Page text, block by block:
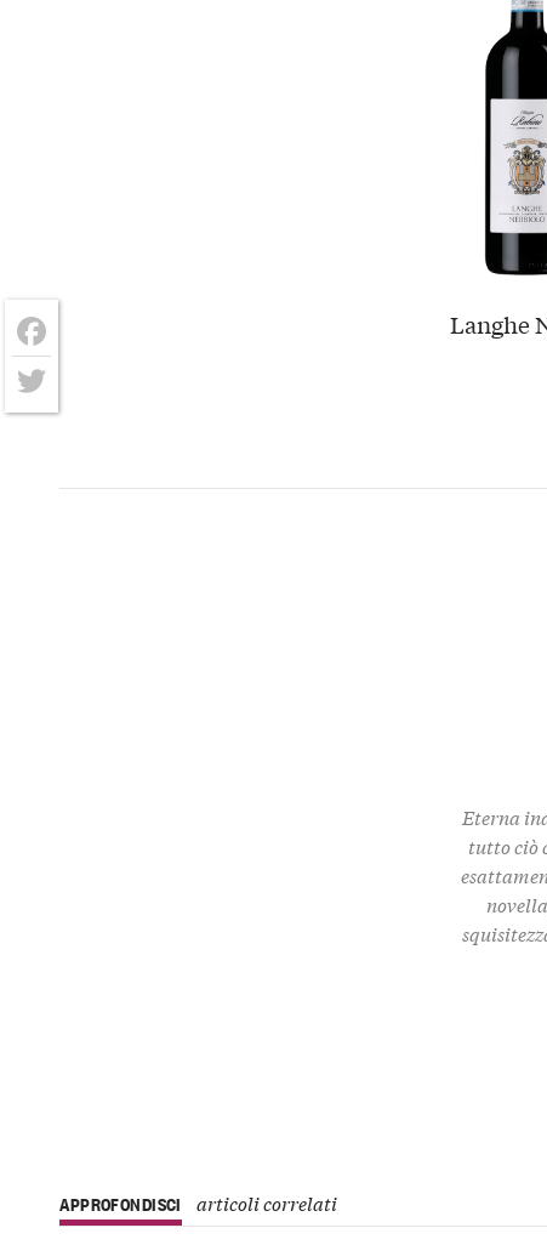
Langhe
Eterna
tutto ciò
APPROFONDISCI articoli correlati
Facebook
Twitter